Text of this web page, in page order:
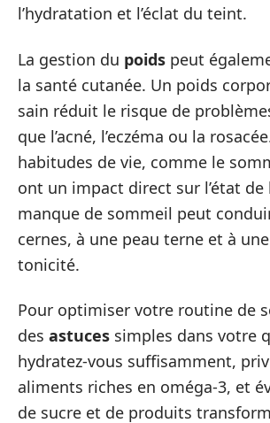
l’hydratation et l’éclat du teint.
La gestion du poids peut
la santé cutanée. Un poids
sain réduit le risque de
que l’acné, l’eczéma ou la
habitudes de vie, comme le
ont un impact direct sur l’état de
manque de sommeil peut
cernes, à une peau terne et à
tonicité.
Pour optimiser votre routine de
des astuces simples dans votre
hydratez-vous suffisamment,
aliments riches en oméga-3, et
de sucre et de produits